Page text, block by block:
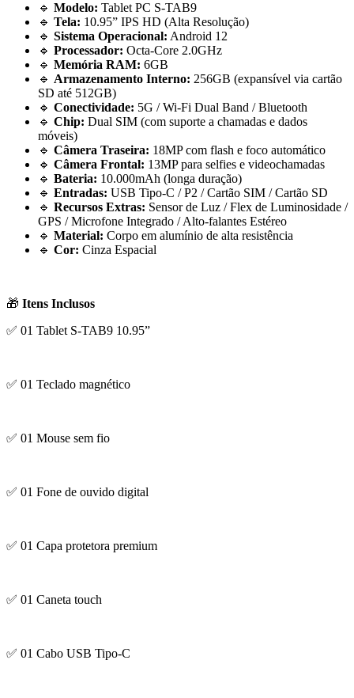
🔹 Modelo: Tablet PC S-TAB9
🔹 Tela: 10.95” IPS HD (Alta Resolução)
🔹 Sistema Operacional: Android 12
🔹 Processador: Octa-Core 2.0GHz
🔹 Memória RAM: 6GB
🔹 Armazenamento Interno: 256GB (expansível via cartão
SD até 512GB)
🔹 Conectividade: 5G / Wi-Fi Dual Band / Bluetooth
🔹 Chip: Dual SIM (com suporte a chamadas e dados
móveis)
🔹 Câmera Traseira: 18MP com flash e foco automático
🔹 Câmera Frontal: 13MP para selfies e videochamadas
🔹 Bateria: 10.000mAh (longa duração)
🔹 Entradas: USB Tipo-C / P2 / Cartão SIM / Cartão SD
🔹 Recursos Extras: Sensor de Luz / Flex de Luminosidade /
GPS / Microfone Integrado / Alto-falantes Estéreo
🔹 Material: Corpo em alumínio de alta resistência
🔹 Cor: Cinza Espacial
🎁 Itens Inclusos
✅ 01 Tablet S-TAB9 10.95”
✅ 01 Teclado magnético
✅ 01 Mouse sem fio
✅ 01 Fone de ouvido digital
✅ 01 Capa protetora premium
✅ 01 Caneta touch
✅ 01 Cabo USB Tipo-C